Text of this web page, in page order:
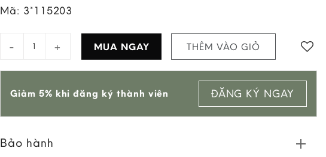
Mã: 3*115203
Cây Thông Xmas Lấp Lánh Nhỏ Màu Xanh Lá quantity
MUA NGAY THÊM VÀO GIỎ
Add to
wishlist
Giảm 5% khi đăng ký thành viên ĐĂNG KÝ NGAY
Bảo hành